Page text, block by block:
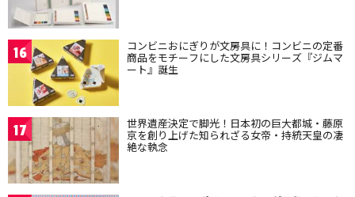
16 コンビニおにぎりが文房具に！コンビニの定番
商品をモチーフにした文房具シリーズ『ジムマ
ート』誕生
17 世界遺産決定で脚光！日本初の巨大都城・藤原
京を創り上げた知られざる女帝・持統天皇の凄
絶な執念